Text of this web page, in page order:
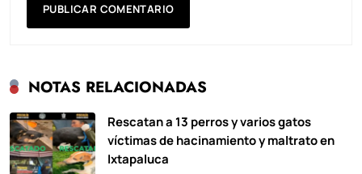
NOTAS RELACIONADAS
Rescatan a 13 perros y varios gatos
víctimas de hacinamiento y maltrato en
Ixtapaluca